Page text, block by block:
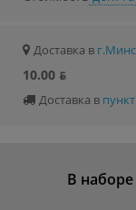
Доставка в
10.00 ƃ
Доставка в
В